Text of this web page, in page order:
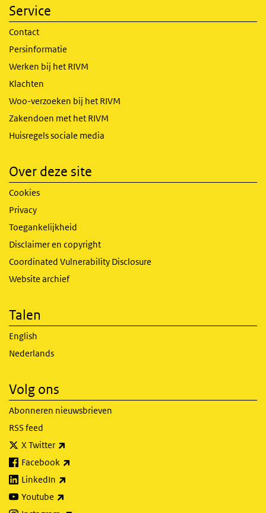
Service
Contact
Persinformatie
Werken bij het RIVM
Klachten
Woo-verzoeken bij het RIVM
Zakendoen met het RIVM
Huisregels sociale media
Over deze site
Cookies
Privacy
Toegankelijkheid
Disclaimer en copyright
Coordinated Vulnerability Disclosure
Website archief
Talen
English
Nederlands
Volg ons
Abonneren nieuwsbrieven
RSS feed
X Twitter
Facebook
LinkedIn
Youtube